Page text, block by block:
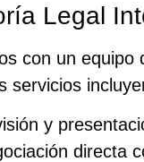
Legal
con un equipo
servicios
y
directa